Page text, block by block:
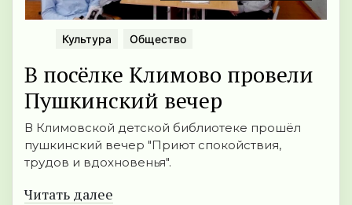
Культура Общество
В посёлке Климово провели
Пушкинский вечер
В Климовской детской библиотеке прошёл
пушкинский вечер "Приют спокойствия,
трудов и вдохновенья".
Читать далее